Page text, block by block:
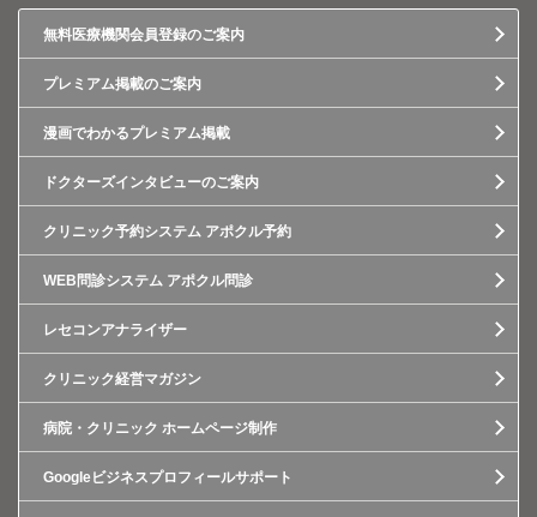
無料医療機関会員登録のご案内
プレミアム掲載のご案内
漫画でわかるプレミアム掲載
ドクターズインタビューのご案内
クリニック予約システム アポクル予約
WEB問診システム アポクル問診
レセコンアナライザー
クリニック経営マガジン
病院・クリニック ホームページ制作
Googleビジネスプロフィールサポート